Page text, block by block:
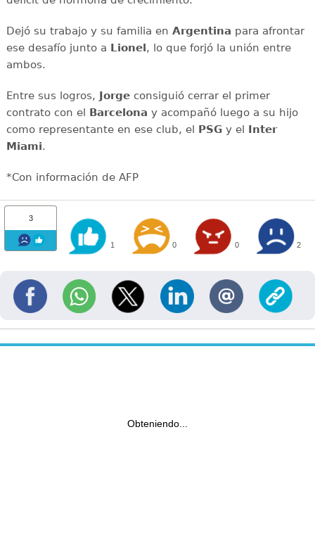
Dejó su trabajo y su familia en Argentina para afrontar
ese desafío junto a Lionel, lo que forjó la unión entre
ambos.
Entre sus logros, Jorgeconsiguió cerrar el primer
contrato con el Barcelona y acompañó luego a su hijo
como representante en ese club, el PSGy el Inter
Miami.
*Con información de AFP
3
1 0 0 2
Obteniendo...